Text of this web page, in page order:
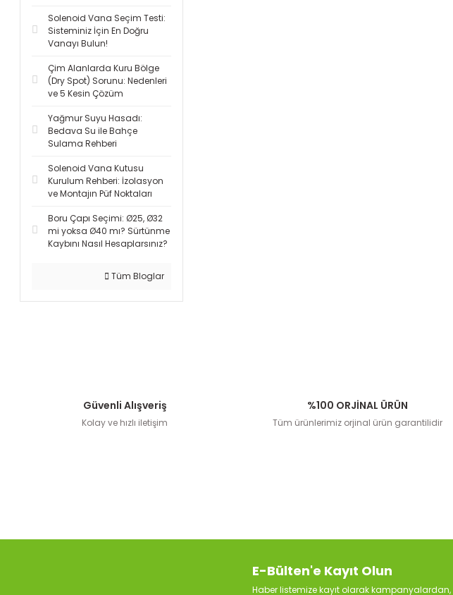
Solenoid Vana Seçim Testi:
Sisteminiz İçin En Doğru
Vanayı Bulun!
Çim Alanlarda Kuru Bölge
(Dry Spot) Sorunu: Nedenleri
ve 5 Kesin Çözüm
Yağmur Suyu Hasadı:
Bedava Su ile Bahçe
Sulama Rehberi
Solenoid Vana Kutusu
Kurulum Rehberi: İzolasyon
ve Montajın Püf Noktaları
Boru Çapı Seçimi: Ø25, Ø32
mi yoksa Ø40 mı? Sürtünme
Kaybını Nasıl Hesaplarsınız?
Tüm Bloglar
Güvenli Alışveriş
Kolay ve hızlı iletişim
%100 ORJİNAL ÜRÜN
Tüm ürünlerimiz orjinal ürün garantilidir
E-Bülten'e Kayıt Olun
Haber listemize kayıt olarak kampanyalardan,